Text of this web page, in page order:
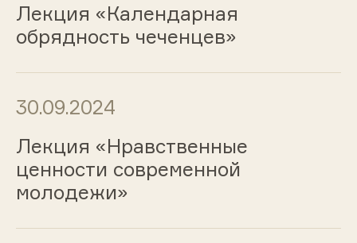
Лекция «Календарная
обрядность чеченцев»
30.09.2024
Лекция «Нравственные
ценности современной
молодежи»